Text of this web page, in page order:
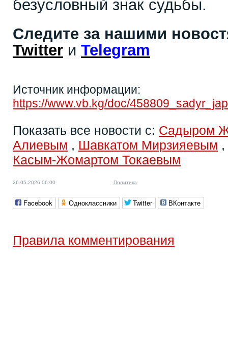
безусловный знак судьбы.
Следите за нашими
Twitter и Telegram
Источник информации:
https://www.vb.kg/doc/
Показать все новости с: Садыром
Алиевым , Шавкатом Мирзияевым ,
Касым-Жомартом Токаевым
26.05.2026 06:00 Политика
Facebook Одноклассники Twitter ВКонтакте
Правила комментирования